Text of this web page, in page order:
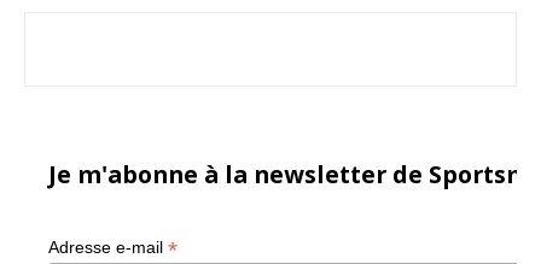
Je m'abonne à la newsletter de
Adresse e-mail *